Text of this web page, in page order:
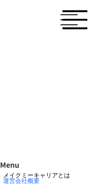
Menu
メイクミーキャリアとは
運営会社概要